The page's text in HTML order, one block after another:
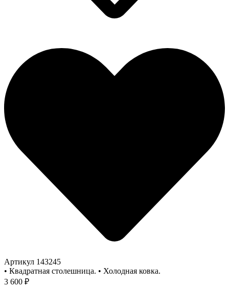
Артикул 143245
• Квадратная столешница. • Холодная ковка.
3 600 ₽